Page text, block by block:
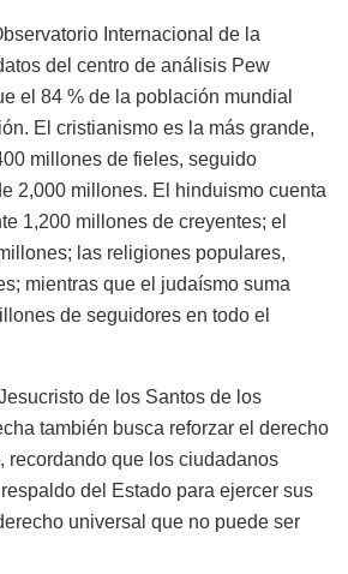
Internacional de la
del centro de análisis Pew
el 84 % de la población mundial
El cristianismo es la más grande,
millones de fieles, seguido
2,000 millones. El hinduismo cuenta
1,200 millones de creyentes; el
las religiones populares,
mientras que el judaísmo suma
de seguidores en todo el
de los Santos de los
también busca reforzar el derecho
recordando que los ciudadanos
del Estado para ejercer sus
universal que no puede ser